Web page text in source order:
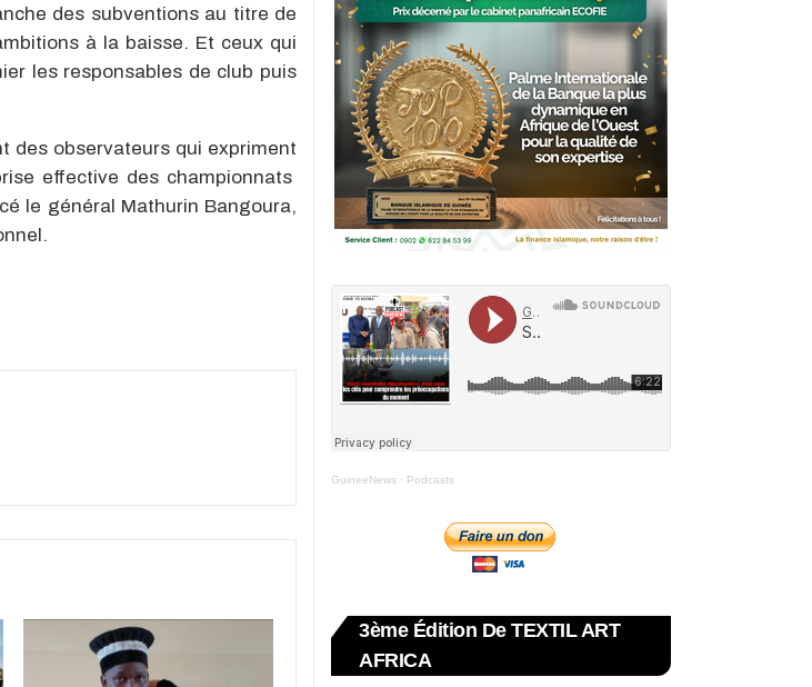
des subventions au titre de
à la baisse. Et ceux qui
les responsables de club puis
des observateurs qui expriment
effective des championnats
le général Mathurin Bangoura,
GuineeNews · Podcasts
3ème Édition De TEXTIL ART
AFRICA